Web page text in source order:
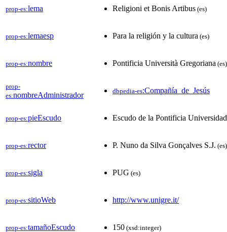
prop-es:lema Religioni et Bonis Artibus (es)
prop-es:lemaesp Para la religión y la cultura (es)
prop-es:nombre Pontificia Università Gregoriana (es)
prop-
es:nombreAdministrador dbpedia-es:Compañía_de_Jesús
prop-es:pieEscudo Escudo de la Pontificia
prop-es:rector P. Nuno da Silva Gonçalves S.J. (es)
prop-es:sigla PUG (es)
prop-es:sitioWeb http://www.unigre.it/
prop-es:tamañoEscudo 150 (xsd:integer)